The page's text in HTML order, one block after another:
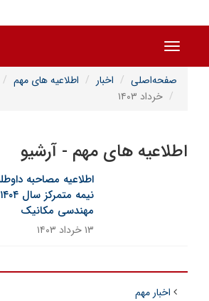
Toggle navigation
صفحه‌اصلی اخبار اطلاعیه های مهم
خرداد ۱۴۰۳
اطلاعیه های مهم - آرشیو
اطلاعیه مصاحبه
مهندسی مکانیک
۱۳ خرداد ۱۴۰۳
اخبار مهم